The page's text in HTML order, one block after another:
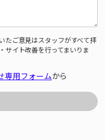
たご意見はスタッフがすべて拝
サイト改善を行ってまいりま
専用フォームから